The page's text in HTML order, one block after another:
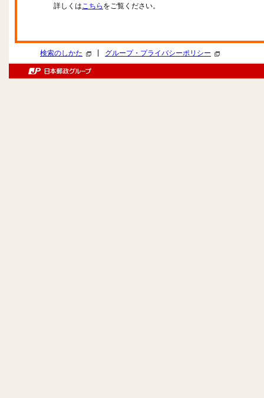
詳しくはこちら をご覧ください。
検索のしかた グループ・プライバシーポリシー